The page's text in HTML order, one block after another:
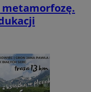
metamorfozę.